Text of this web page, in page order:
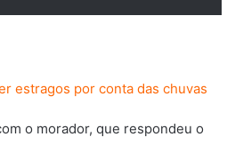
estragos por conta das chuvas
o morador, que respondeu o